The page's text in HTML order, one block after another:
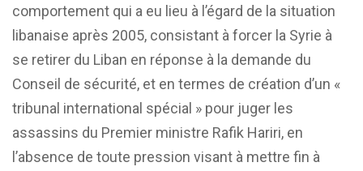
comportement qui a eu lieu à l’égard de la situation
libanaise après 2005, consistant à forcer la Syrie à
se retirer du Liban en réponse à la demande du
Conseil de sécurité, et en termes de création d’un «
tribunal international spécial » pour juger les
assassins du Premier ministre Rafik Hariri, en
l’absence de toute pression visant à mettre fin à